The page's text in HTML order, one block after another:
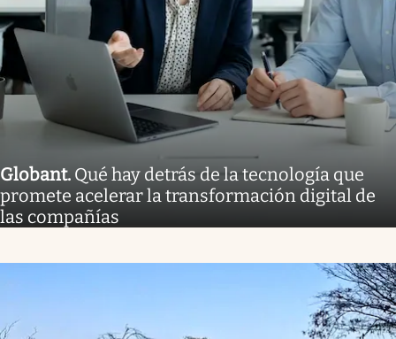
Globant. Qué hay detrás de la tecnología que
promete acelerar la transformación digital de
las compañías